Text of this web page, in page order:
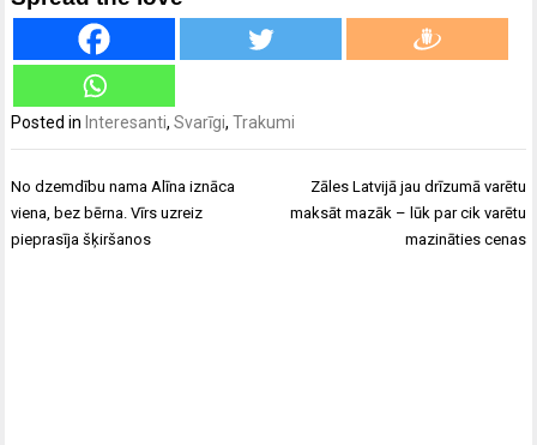
Posted in Interesanti,Svarīgi,Trakumi
Ziņu
izvēlne
No dzemdību nama Alīna iznāca
viena, bez bērna. Vīrs uzreiz
pieprasīja šķiršanos
Zāles Latvijā jau drīzumā varētu
maksāt mazāk – lūk par cik varētu
mazināties cenas